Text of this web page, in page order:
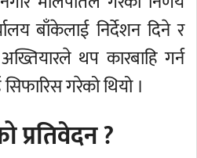
बाँकेलाई निर्देशन दिने र
थप कारबाहि गर्न
गरेको थियो ।
?